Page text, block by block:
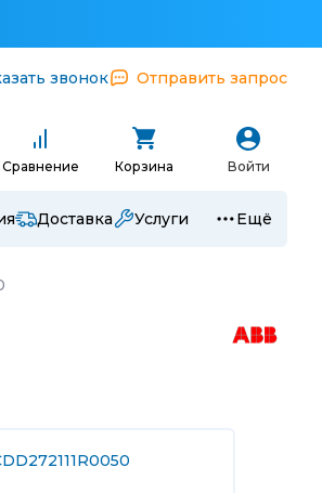
звонок Отправить запрос
Сравнение Корзина Войти
Доставка Услуги Ещё